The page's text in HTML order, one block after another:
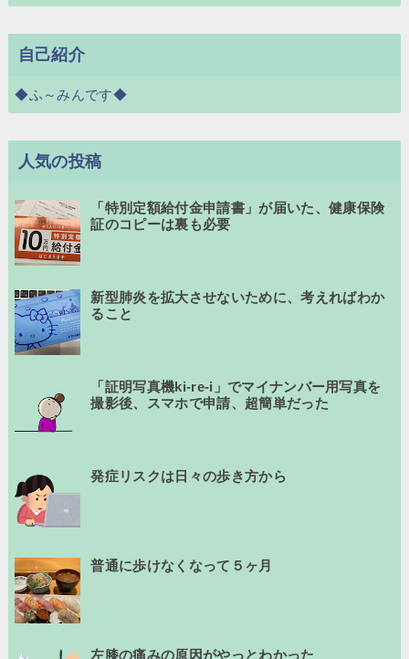
自己紹介
◆ふ～みんです◆
人気の投稿
「特別定額給付金申請書」が届いた、健康保険
証のコピーは裏も必要
新型肺炎を拡大させないために、考えればわか
ること
「証明写真機ki-re-i」でマイナンバー用写真を
撮影後、スマホで申請、超簡単だった
発症リスクは日々の歩き方から
普通に歩けなくなって５ヶ月
左膝の痛みの原因がやっとわかった